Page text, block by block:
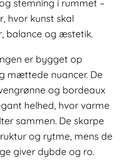
stemning i rummet –
hvor kunst skal
balance og æstetik.
er bygget op
mættede nuancer. De
og bordeaux
helhed, hvor varme
sammen. De skarpe
og rytme, mens de
giver dybde og ro.